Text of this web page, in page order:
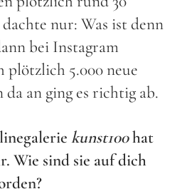
nur: Was ist denn
bei Instagram
plötzlich 5.000 neue
an ging es richtig ab.
kunst100hat
Wie sind sie auf dich